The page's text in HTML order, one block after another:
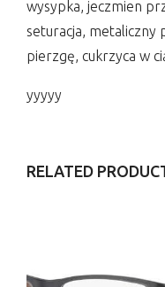
wysypka, jeczmien
seturacja, metaliczny
pierzgę, cukrzyca w
yyyyy
RELATED